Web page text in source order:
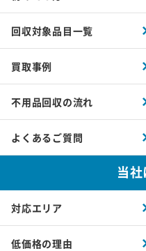
回収対象品目一覧
買取事例
不用品回収の流れ
よくあるご質問
当
対応エリア
低価格の理由